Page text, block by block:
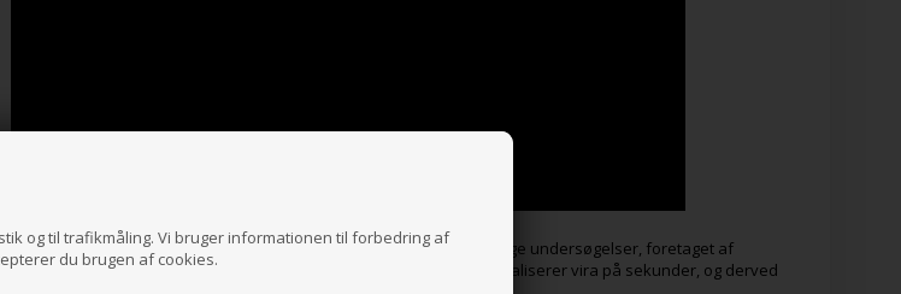
og til trafikmåling. Vi bruger informationen til forbedring af
du brugen af cookies.
Effektiviteten af desinfektionen er dokumenteret gennem uafhængige undersøgelser, foretaget af
Syddansk Universitet. Undersøgelserne bekræfter, at UV-lyset neutraliserer vira på sekunder, og derved